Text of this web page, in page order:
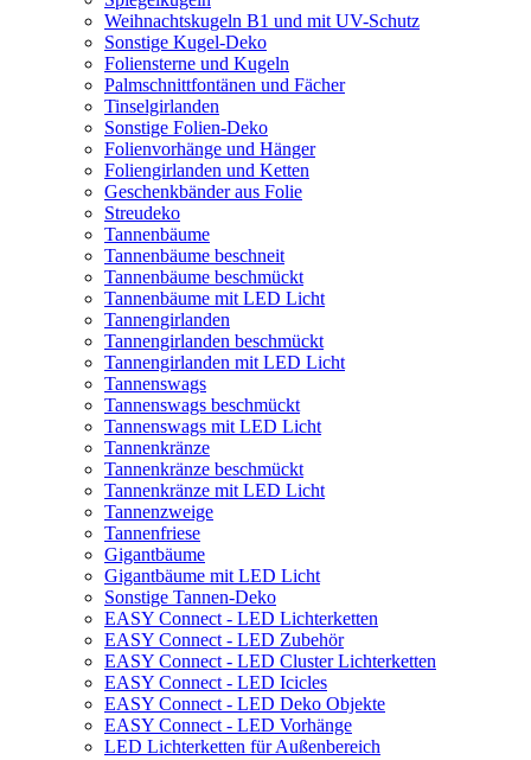
Weihnachtskugeln B1 und mit UV-Schutz
Sonstige Kugel-Deko
Foliensterne und Kugeln
Palmschnittfontänen und Fächer
Tinselgirlanden
Sonstige Folien-Deko
Folienvorhänge und Hänger
Foliengirlanden und Ketten
Geschenkbänder aus Folie
Streudeko
Tannenbäume
Tannenbäume beschneit
Tannenbäume beschmückt
Tannenbäume mit LED Licht
Tannengirlanden
Tannengirlanden beschmückt
Tannengirlanden mit LED Licht
Tannenswags
Tannenswags beschmückt
Tannenswags mit LED Licht
Tannenkränze
Tannenkränze beschmückt
Tannenkränze mit LED Licht
Tannenzweige
Tannenfriese
Gigantbäume
Gigantbäume mit LED Licht
Sonstige Tannen-Deko
EASY Connect - LED Lichterketten
EASY Connect - LED Zubehör
EASY Connect - LED Cluster Lichterketten
EASY Connect - LED Icicles
EASY Connect - LED Deko Objekte
EASY Connect - LED Vorhänge
LED Lichterketten für Außenbereich